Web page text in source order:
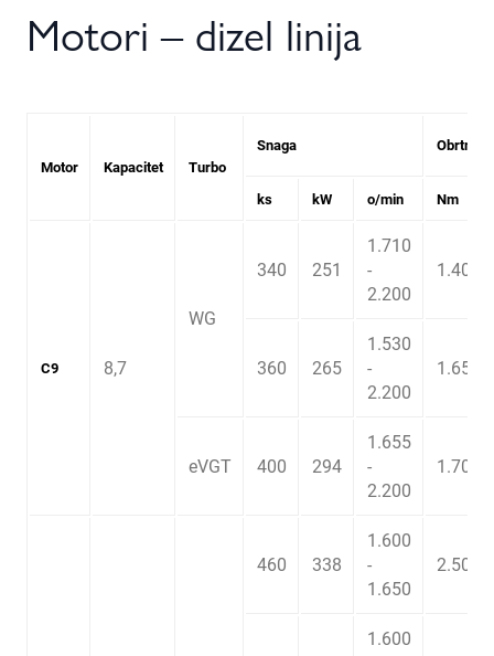
Motori – dizel linija
Motor Kapacitet Turbo
Snaga Obrtni
ks kW o/min Nm
C9 8,7
WG
340 251
1.710
-
2.200
1.400
360 265
1.530
-
2.200
1.650
eVGT 400 294
1.655
-
2.200
1.700
460 338
1.600
-
1.650
2.500
1.600